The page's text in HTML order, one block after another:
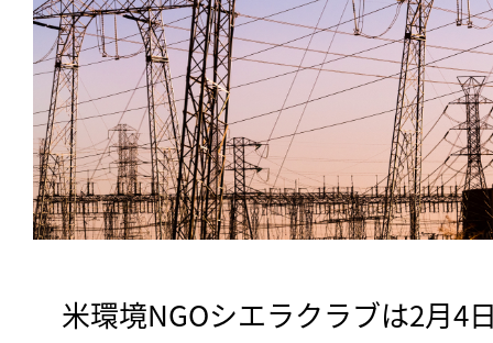
米環境NGOシエラクラブは2月4